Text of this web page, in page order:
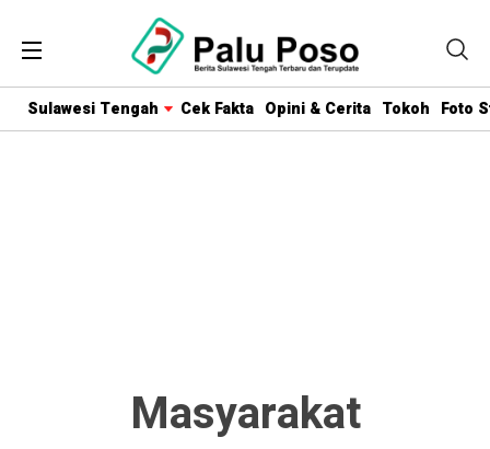
Sulawesi Tengah Cek Fakta Opini & Cerita Tokoh Foto
Masyarakat